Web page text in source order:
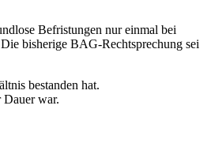
Befristungen nur einmal bei
bisherige BAG-Rechtsprechung sei
bestanden hat.
Dauer war.